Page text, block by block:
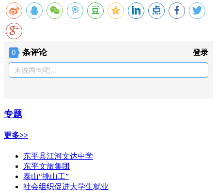
0 条评论 登录
来说两句吧...
专题
更多>>
东平县江河文达中学
东平文旅集团
泰山“挑山工”
社会组织促进大学生就业